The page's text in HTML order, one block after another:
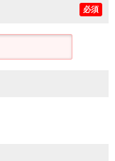
必須